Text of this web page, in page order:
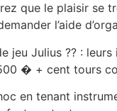
que le plaisir se
l’aide
jeu Julius ?? :
� + cent tours
en tenant